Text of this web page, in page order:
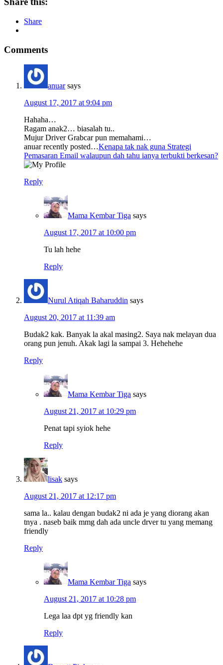
Share
Comments
anuar says
August 17, 2017 at 9:04 pm
Hahaha…
Ragam anak2… biasalah tu..
Mujur Driver Grabcar pun memahami…
anuar recently posted…Kenapa tak nak guna Strategi
Pemasaran Email walaupun dah tahu ianya terbukti berkesan?
Reply
Mama Kembar Tiga says
August 17, 2017 at 10:00 pm
Tu lah hehe
Reply
Nurul Atiqah Baharuddin says
August 20, 2017 at 11:39 am
Budak2 kak. Banyak la akal masing2. Saya nak melayan dua
orang pun jenuh. Akak lagi la sampai 3. Hehehehe
Reply
Mama Kembar Tiga says
August 21, 2017 at 10:29 pm
Penat tapi syiok hehe
Reply
lisak says
August 21, 2017 at 12:17 pm
sama la.. kalau dengan budak2 ni ada je yang diorang akan
tnya . naseb baik mmg dah ada uncle drver tu yang memang
friendly
Reply
Mama Kembar Tiga says
August 21, 2017 at 10:28 pm
Lega laa dpt yg friendly kan
Reply